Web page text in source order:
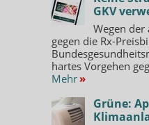
GKV
Wegen der
gegen die Rx-
hartes Vorgehen
Mehr »
Grüne: